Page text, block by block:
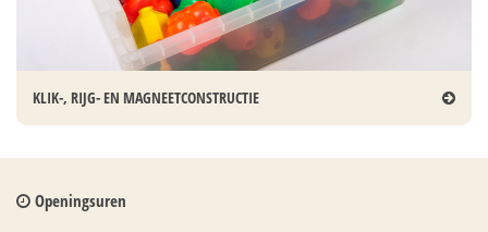
KLIK-, RIJG- EN MAGNEETCONSTRUCTIE
Openingsuren